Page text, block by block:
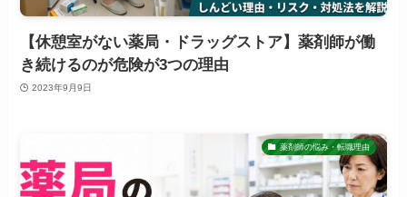
【休憩室がない薬局・ドラッグストア】薬剤師が働
き続けるのが危険が3つの理由
2023年9月9日
薬剤師の悩み・転職理由